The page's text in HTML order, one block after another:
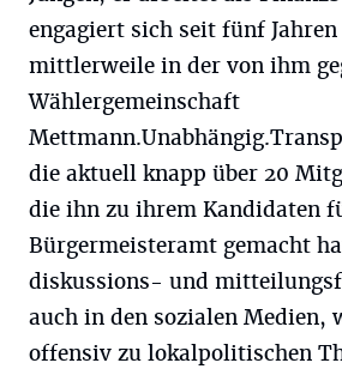
engagiert sich seit fünf
mittlerweile in der von ihm
Wählergemeinschaft
die aktuell knapp über 20
die ihn zu ihrem Kandidaten
Bürgermeisteramt gemacht
diskussions- und
auch in den sozialen Medien,
offensiv zu lokalpolitischen